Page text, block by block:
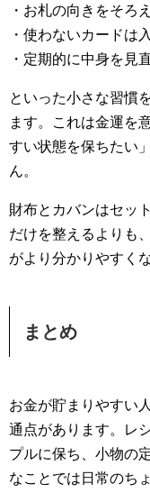
・お札の向きをそろ
・使わないカードは
・定期的に中身を見
といった小さな習慣
ます。これは金運を
すい状態を保ちたい
ん。
財布とカバンはセッ
だけを整えるよりも
がより分かりやすく
まとめ
お金が貯まりやすい
通点があります。レ
プルに保ち、小物の
なことでは日常のち